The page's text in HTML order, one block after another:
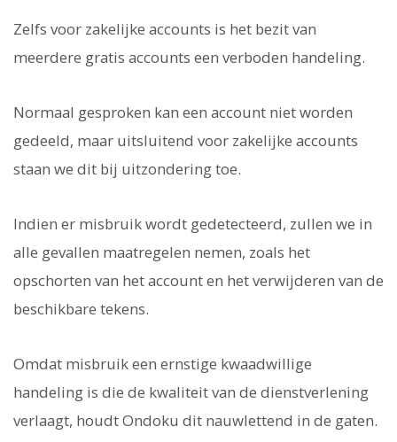
Zelfs voor zakelijke accounts is het bezit van
meerdere gratis accounts een verboden handeling.
Normaal gesproken kan een account niet worden
gedeeld, maar uitsluitend voor zakelijke accounts
staan we dit bij uitzondering toe.
Indien er misbruik wordt gedetecteerd, zullen we in
alle gevallen maatregelen nemen, zoals het
opschorten van het account en het verwijderen van de
beschikbare tekens.
Omdat misbruik een ernstige kwaadwillige
handeling is die de kwaliteit van de dienstverlening
verlaagt, houdt Ondoku dit nauwlettend in de gaten.